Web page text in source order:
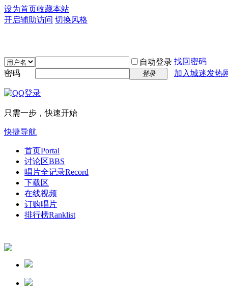
设为首页收藏本站
开启辅助访问 切换风格
自动登录 找回密码
密码
登录 加入城迷发热
只需一步，快速开始
快捷导航
首页Portal
讨论区BBS
唱片全记录Record
下载区
在线视频
订购唱片
排行榜Ranklist